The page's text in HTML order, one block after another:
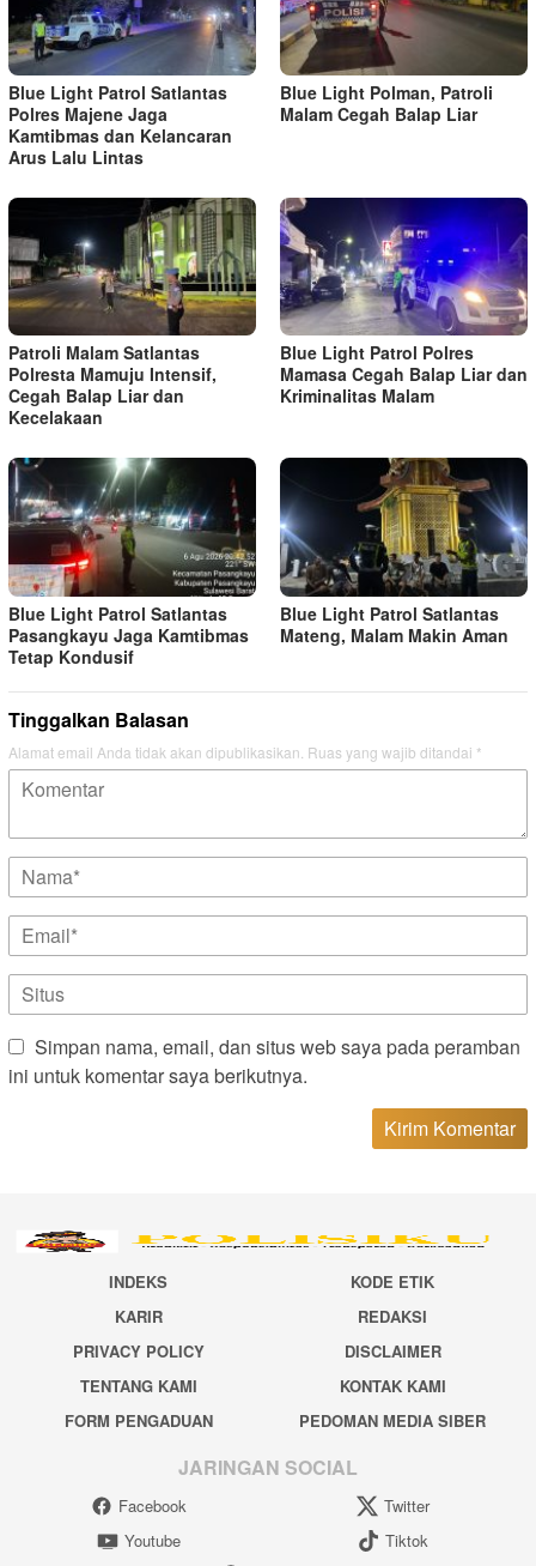
Blue Light Patrol Satlantas
Polres Majene Jaga
Kamtibmas dan Kelancaran
Arus Lalu Lintas
Blue Light Polman, Patroli
Malam Cegah Balap Liar
Patroli Malam Satlantas
Polresta Mamuju Intensif,
Cegah Balap Liar dan
Kecelakaan
Blue Light Patrol Polres
Mamasa Cegah Balap Liar dan
Kriminalitas Malam
Blue Light Patrol Satlantas
Pasangkayu Jaga Kamtibmas
Tetap Kondusif
Blue Light Patrol Satlantas
Mateng, Malam Makin Aman
Tinggalkan Balasan
Alamat email Anda tidak akan dipublikasikan. Ruas yang wajib ditandai *
Simpan nama, email, dan situs web saya pada peramban
ini untuk komentar saya berikutnya.
INDEKS
KODE ETIK
KARIR
REDAKSI
PRIVACY POLICY
DISCLAIMER
TENTANG KAMI
KONTAK KAMI
FORM PENGADUAN
PEDOMAN MEDIA SIBER
JARINGAN SOCIAL
Facebook
Twitter
Youtube
Tiktok